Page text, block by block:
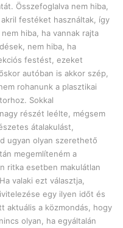
Összefoglalva nem hiba,
festéket használtak, így
hiba, ha vannak rajta
nem hiba, ha
festést, ezeket
autóban is akkor szép,
rohanunk a plasztikai
Sokkal
részét leélte, mégsem
átalakulást,
ugyan olyan szerethető
megemlíteném a
ritka esetben makulátlan
valaki ezt választja,
egy ilyen időt és
aktuális a közmondás, hogy
olyan, ha egyáltalán